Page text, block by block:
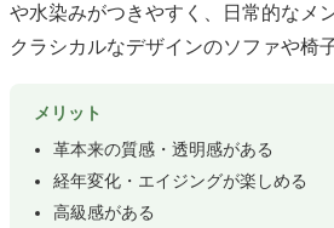
や水染みがつきやすく、日常的なメ
クラシカルなデザインのソファや椅
メリット
革本来の質感・透明感がある
経年変化・エイジングが楽しめる
高級感がある